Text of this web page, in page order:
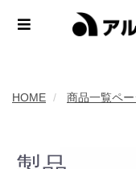
HOME 商品一覧ペー